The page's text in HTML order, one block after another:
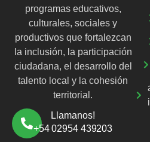
programas educativos,
culturales, sociales y
productivos que fortalezcan
la inclusión, la participación
ciudadana, el desarrollo del
talento local y la cohesión
territorial.
Llamanos!
+54 02954 439203